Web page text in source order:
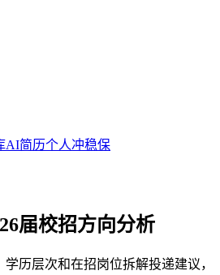
AI简历个人冲稳保
届校招方向分析
历层次和在招岗位拆解投递建议，